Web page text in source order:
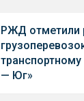
РЖД отметили
— Юг»